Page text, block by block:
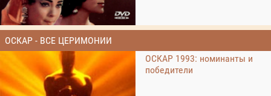
ОСКАР - ВСЕ ЦЕРИМОНИИ
ОСКАР 1993: номинанты и
победители